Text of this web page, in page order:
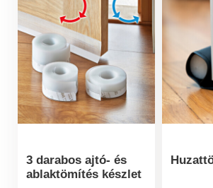
liter
Mosás
helyett.
Gyors
3 darabos ajtó- és
ablaktömítés készlet